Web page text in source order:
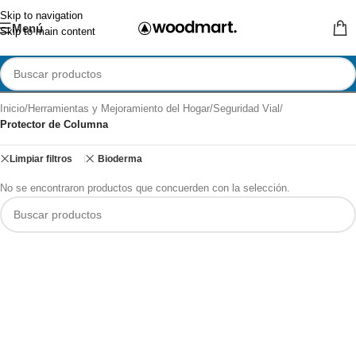
Skip to navigation
Skip to main content
Menú
Inicio/Herramientas y Mejoramiento del Hogar/Seguridad Vial /
Protector de Columna
Limpiar filtros Bioderma
No se encontraron productos que concuerden con la selección.